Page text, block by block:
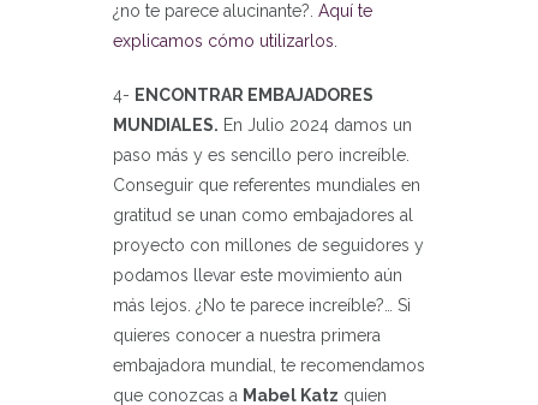
¿no te parece alucinante?. Aquí te
explicamos cómo utilizarlos.
4- ENCONTRAR EMBAJADORES
MUNDIALES. En Julio 2024 damos un
paso más y es sencillo pero increíble.
Conseguir que referentes mundiales en
gratitud se unan como embajadores al
proyecto con millones de seguidores y
podamos llevar este movimiento aún
más lejos. ¿No te parece increíble?… Si
quieres conocer a nuestra primera
embajadora mundial, te recomendamos
que conozcas a Mabel Katz quien